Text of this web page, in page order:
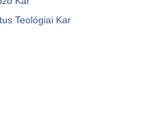
Teológiai Kar